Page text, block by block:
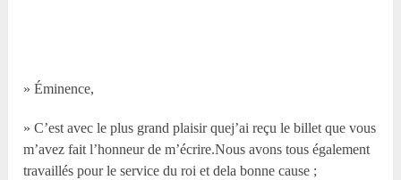
» Éminence,
» C’est avec le plus grand plaisir quej’ai reçu le billet que vous
m’avez fait l’honneur de m’écrire.Nous avons tous également
travaillés pour le service du roi et dela bonne cause ;